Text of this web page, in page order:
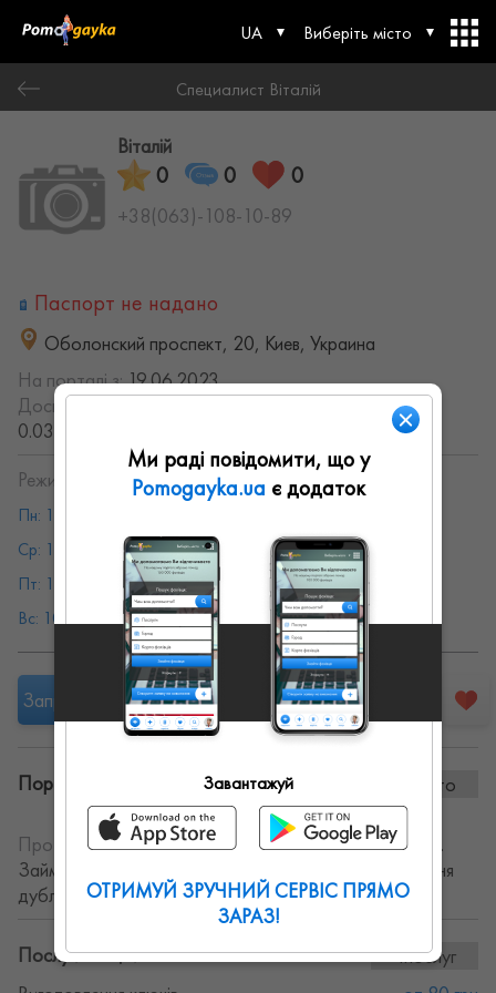
UA Виберіть місто
Специалист Віталій
Віталій
0 0 0
+38(063)-108-10-89
Паспорт не надано
Оболонский проспект, 20, Киев, Украина
На порталі з:19.06.2023
Досвід роботи:
с 2013 года (13.558003894257 лет,
0.035289443380549 месяцев)
Режим работы:
Пн: 10:00 - 20:00
Ср: 10:00 - 20:00
Чт: 10:00 - 20:00
Пт: 10:00 - 20:00
Сб: 10:00 - 20:00
Вс: 10:00 - 20:00
Запропонувати роботу
Портфоліо винаних робіт: 0 фото
Про себе:Майстер по ремонту взуття. Ремонт сумок.
Займаюсь заточкою їнструментів, ножів. Виготовлення
дублікату ключів, різної складності.
Послуги та ціни:
4послуг
Ми раді повідомити, що у
Pomogayka.ua є додаток
Завантажуй
ОТРИМУЙ ЗРУЧНИЙ СЕРВІС ПРЯМО
ЗАРАЗ!